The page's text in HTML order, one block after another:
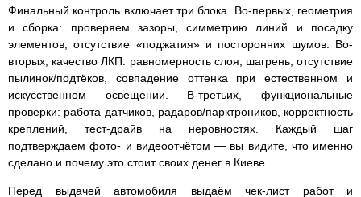
Финальный контроль включает три блока. Во-первых, геометрия
и сборка: проверяем зазоры, симметрию линий и посадку
элементов, отсутствие «поджатия» и посторонних шумов. Во-
вторых, качество ЛКП: равномерность слоя, шагрень, отсутствие
пылинок/подтёков, совпадение оттенка при естественном и
искусственном освещении. В-третьих, функциональные
проверки: работа датчиков, радаров/парктроников, корректность
креплений, тест-драйв на неровностях. Каждый шаг
подтверждаем фото- и видеоотчётом — вы видите, что именно
сделано и почему это стоит своих денег в Киеве.
Перед выдачей автомобиля выдаём чек-лист работ и